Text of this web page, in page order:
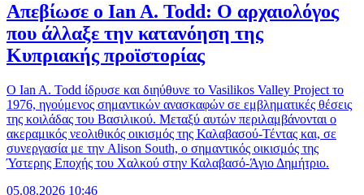
Απεβίωσε ο Ian A. Todd: Ο αρχαιολόγος
που άλλαξε την κατανόηση της
Κυπριακής προϊστορίας
Ο Ian A. Todd ίδρυσε και διηύθυνε το Vasilikos Valley Project το
1976, ηγούμενος σημαντικών ανασκαφών σε εμβληματικές θέσεις
της κοιλάδας του Βασιλικού. Μεταξύ αυτών περιλαμβάνονται ο
ακεραμικός νεολιθικός οικισμός της Καλαβασού-Τέντας και, σε
συνεργασία με την Alison South, ο σημαντικός οικισμός της
Ύστερης Εποχής του Χαλκού στην Καλαβασό-Άγιο Δημήτριο.
05.08.2026 10:46